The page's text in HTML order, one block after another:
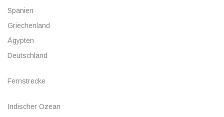
Spanien
Griechenland
Ägypten
Deutschland
Fernstrecke
Indischer Ozean